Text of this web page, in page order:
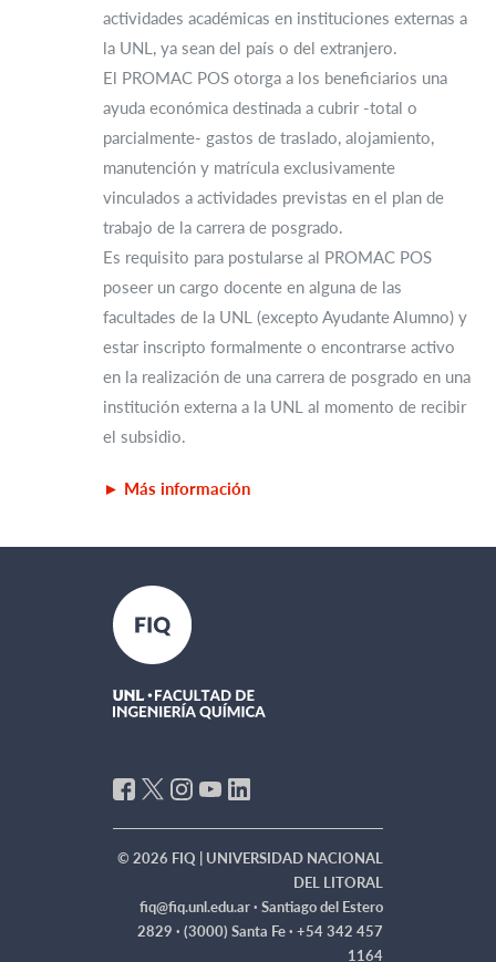
actividades académicas en instituciones externas a
la UNL, ya sean del país o del extranjero.
El PROMAC POS otorga a los beneficiarios una
ayuda económica destinada a cubrir -total o
parcialmente- gastos de traslado, alojamiento,
manutención y matrícula exclusivamente
vinculados a actividades previstas en el plan de
trabajo de la carrera de posgrado.
Es requisito para postularse al PROMAC POS
poseer un cargo docente en alguna de las
facultades de la UNL (excepto Ayudante Alumno) y
estar inscripto formalmente o encontrarse activo
en la realización de una carrera de posgrado en una
institución externa a la UNL al momento de recibir
el subsidio.
► Más información
© 2026 FIQ | UNIVERSIDAD NACIONAL
DEL LITORAL
fiq@fiq.unl.edu.ar ·Santiago del Estero
2829 · (3000) Santa Fe · +54 342 457
1164